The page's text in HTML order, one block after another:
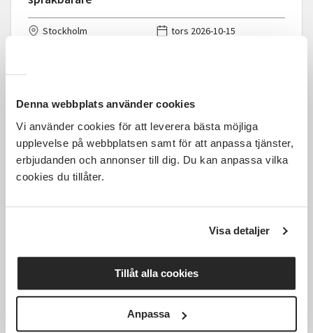
Denna webbplats använder cookies
Vi använder cookies för att leverera bästa möjliga
upplevelse på webbplatsen samt för att anpassa tjänster,
erbjudanden och annonser till dig. Du kan anpassa vilka
cookies du tillåter.
Visa detaljer
Tillåt alla cookies
Anpassa
Stockholm
tors 2026-10-15
Gravid-HarmonyYoga i Östersund
start 2 september
Östersund
ons 2026-09-02